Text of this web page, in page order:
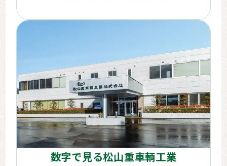
数字で見る松山重車輌工業